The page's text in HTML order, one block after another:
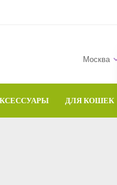
Москва
ДЛЯ КОШЕК